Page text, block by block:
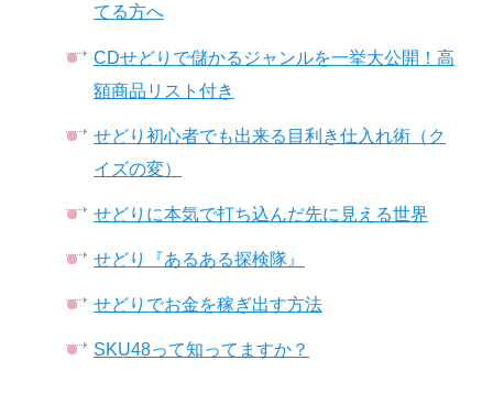
てる方へ
CDせどりで儲かるジャンルを一挙大公開！高
額商品リスト付き
せどり初心者でも出来る目利き仕入れ術（ク
イズの変）
せどりに本気で打ち込んだ先に見える世界
せどり『あるある探検隊』
せどりでお金を稼ぎ出す方法
SKU48って知ってますか？